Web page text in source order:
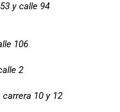
y calle 94
106
2
10 y 12